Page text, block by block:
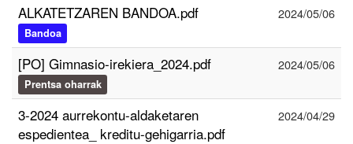
ALKATETZAREN BANDOA.pdf
Bandoa
2024/05/06
[PO] Gimnasio-irekiera_2024.pdf
Prentsa oharrak
2024/05/06
3-2024 aurrekontu-aldaketaren
espedientea_ kreditu-gehigarria.pdf
2024/04/29